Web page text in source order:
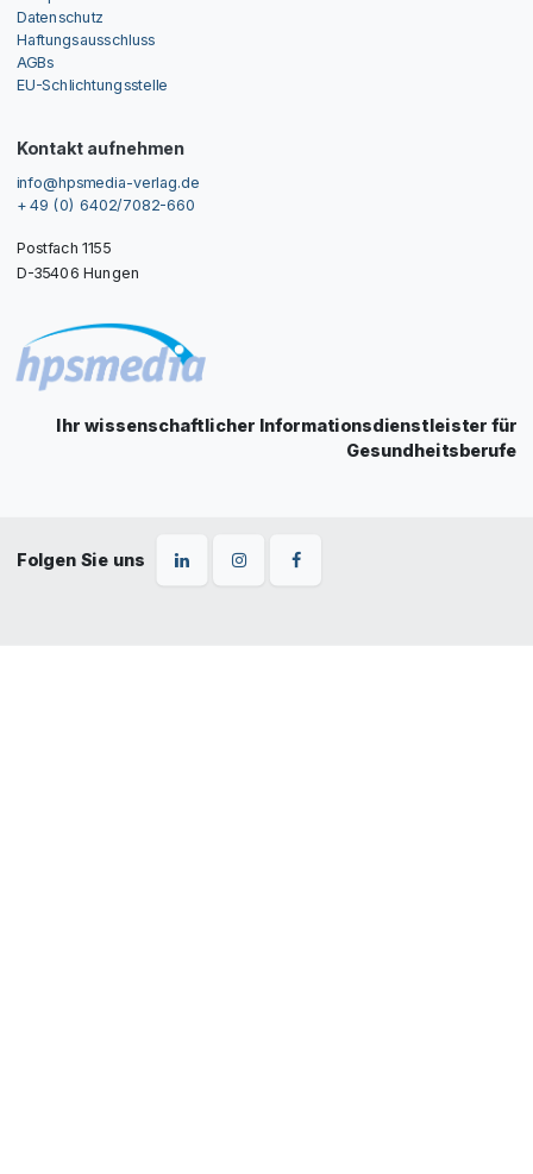
Datenschutz
Haftungsausschluss
AGBs
EU-Schlichtungsstelle
Kontakt aufnehmen
info@hpsmedia-verlag.de
+ 49 (0) 6402/7082-660
Postfach 1155
D-35406 Hungen
Ihr wissenschaftlicher Informationsdienstleister für
Gesundheitsberufe
Folgen Sie uns